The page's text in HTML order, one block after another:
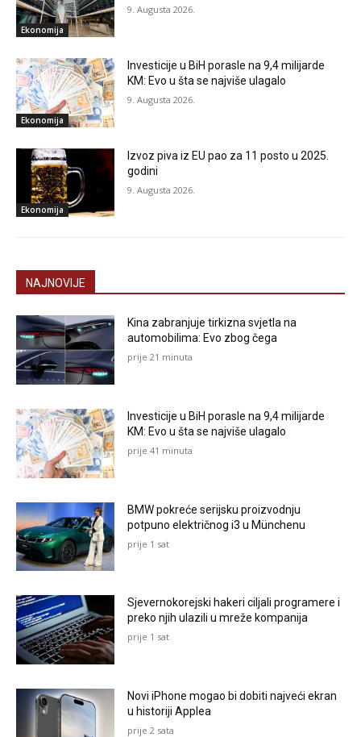
Ekonomija
9. Augusta 2026.
Ekonomija
Investicije u BiH porasle na 9,4 milijarde
KM: Evo u šta se najviše ulagalo
9. Augusta 2026.
Ekonomija
Izvoz piva iz EU pao za 11 posto u 2025.
godini
9. Augusta 2026.
NAJNOVIJE
Kina zabranjuje tirkizna svjetla na
automobilima: Evo zbog čega
prije 21 minuta
Investicije u BiH porasle na 9,4 milijarde
KM: Evo u šta se najviše ulagalo
prije 41 minuta
BMW pokreće serijsku proizvodnju
potpuno električnog i3 u Münchenu
prije 1 sat
Sjevernokorejski hakeri ciljali programere i
preko njih ulazili u mreže kompanija
prije 1 sat
Novi iPhone mogao bi dobiti najveći ekran
u historiji Applea
prije 2 sata